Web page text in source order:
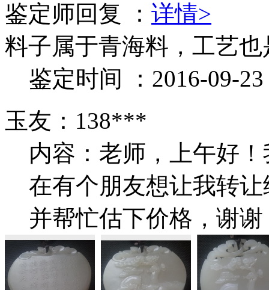
鉴定师回复 ： 详情>
料子属于青海料，工艺
鉴定时间 ：2016-09-23
玉友：138***
内容：老师，上午好
在有个朋友想让我转
并帮忙估下价格，谢谢